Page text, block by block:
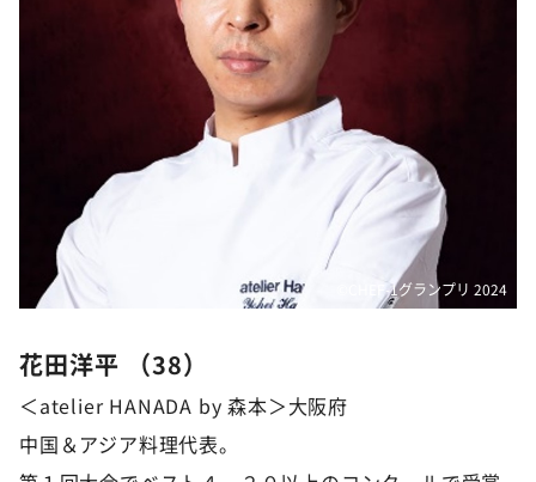
©️CHEF-1グランプリ 2024
花田洋平 （38）
＜atelier HANADA by 森本＞大阪府
中国＆アジア料理代表。